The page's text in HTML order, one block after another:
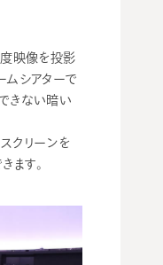
度映像を投影
ムシアターで
きない暗い
クリーンを
ます。